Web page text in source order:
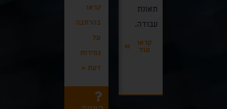
תאונת
עבודה.
קראו
עוד
לחברת
עוד
קראו
בהרחבה
על
גמירות
דעת »